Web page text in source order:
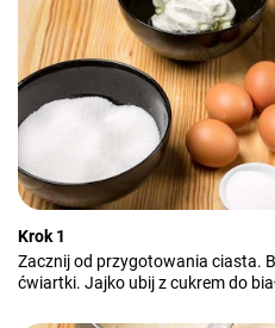
Krok 1
Zacznij od przygotowania ciasta.
ćwiartki. Jajko ubij z cukrem do